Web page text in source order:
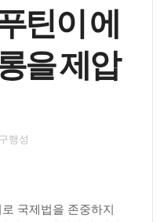
틴이 에
을 제압
행성
국제법을 존중하지